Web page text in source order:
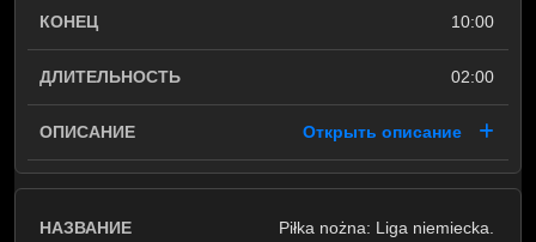
10:00
02:00
Открыть описание
Piłka nożna: Liga niemiecka.